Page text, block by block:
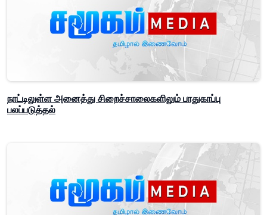
நாட்டிலுள்ள அனைத்து சிறைச்சாலைகளிலும் பாதுகாப்பு
பலப்படுத்தல்